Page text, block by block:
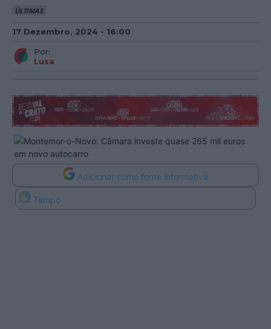
ÚLTIMAS
17 Dezembro, 2024 - 16:00
Por:
Lusa
Adicionar como fonte informativa
Tempo